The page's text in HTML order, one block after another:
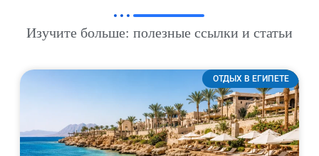
Изучите больше: полезные ссылки и статьи
ОТДЫХ В ЕГИПЕТЕ